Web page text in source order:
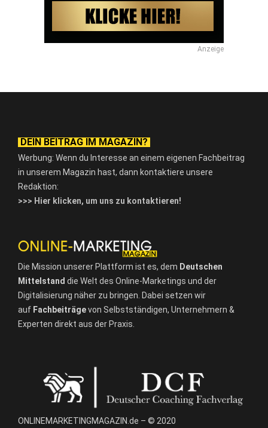
Anzeige
DEIN BEITRAG IM MAGAZIN?
Werbung: Wenn du Interesse an einem eigenen Fachbeitrag
in unserem Magazin hast, dann kontaktiere unsere
Redaktion:
>>> Hier klicken, um uns zu kontaktieren!
Die Mission unserer Plattform ist es, dem Deutschen
Mittelstand die Welt des Online-Marketings und der
Digitalisierung näher zu bringen. Dabei setzen wir
auf Fachbeiträgevon Selbstständigen, Unternehmern &
Experten direkt aus der Praxis.
ONLINEMARKETINGMAGAZIN.de – © 2020